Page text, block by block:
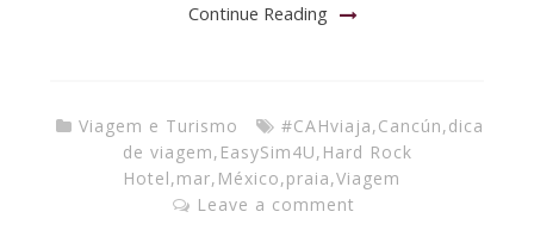
Continue Reading
Viagem e Turismo #CAHviaja,Cancún,dica
de viagem, EasySim4U, Hard Rock
Hotel,mar, México,praia,Viagem
Leave a comment